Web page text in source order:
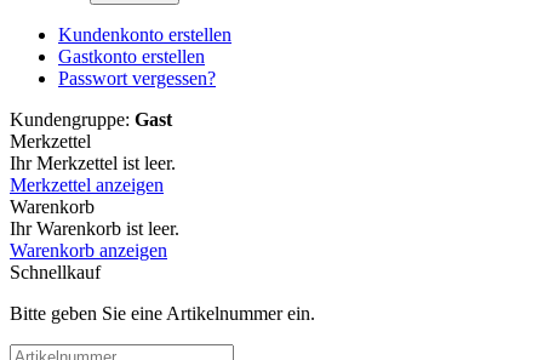
Kundenkonto erstellen
Gastkonto erstellen
Passwort vergessen?
Kundengruppe: Gast
Merkzettel
Ihr Merkzettel ist leer.
Merkzettel anzeigen
Warenkorb
Ihr Warenkorb ist leer.
Warenkorb anzeigen
Schnellkauf
Bitte geben Sie eine Artikelnummer ein.